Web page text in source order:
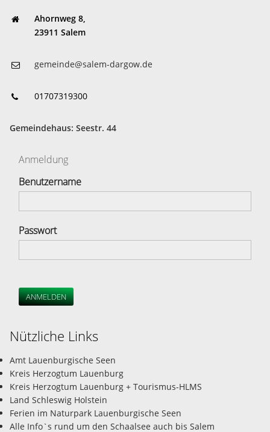
Ahornweg 8,
23911 Salem
gemeinde@salem-dargow.de
01707319300
Gemeindehaus: Seestr. 44
Anmeldung
Benutzername
Passwort
ANMELDEN
Nützliche Links
Amt Lauenburgische Seen
Kreis Herzogtum Lauenburg
Kreis Herzogtum Lauenburg + Tourismus-HLMS
Land Schleswig Holstein
Ferien im Naturpark Lauenburgische Seen
Alle Info`s rund um den Schaalsee auch bis Salem